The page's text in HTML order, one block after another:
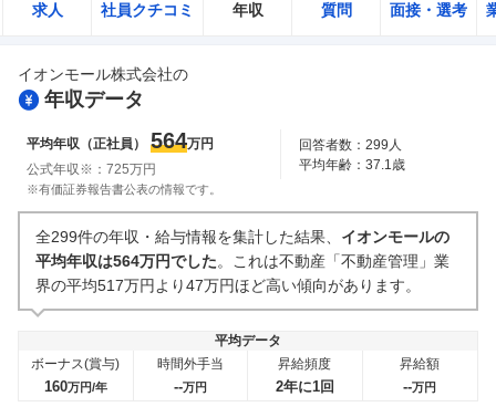
求人 社員クチコミ 年収 質問 面接・選考
イオンモール株式会社の
年収データ
平均年収（正社員） 564万円
公式年収※： 725万円
回答者数：299 人
平均年齢：37.1 歳
※有価証券報告書公表の情報です。
全299件の年収・給与情報を集計した結果、 イオンモールの
平均年収は564万円でした。これは不動産「不動産管理」業
界の平均517万円より47万円ほど高い傾向があります。
平均データ
ボーナス(賞与)
160万円/年
時間外手当
--万円
昇給頻度
2年に1回
昇給額
--万円